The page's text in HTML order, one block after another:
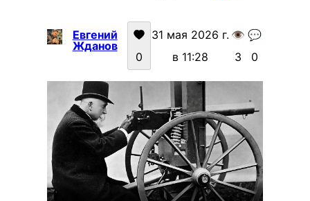
Евгений
Жданов
0
31 мая 2026 г.
в 11:28
👁️
3
💬
0